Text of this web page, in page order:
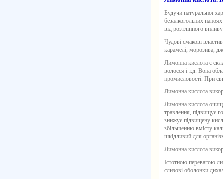
Будучи натуральної
безалкогольних
від розтлінного
Чудові смакові
карамелі, морозива,
Лимонна кислота є
волосся і т.д. Вона
промисловості. При
Лимонна кислота
Лимонна кислота
травлення, підвищує
знижує підвищену
збільшенню вмісту
шкідливий для
Лимонна кислота
Істотною перевагою
слизові оболонки